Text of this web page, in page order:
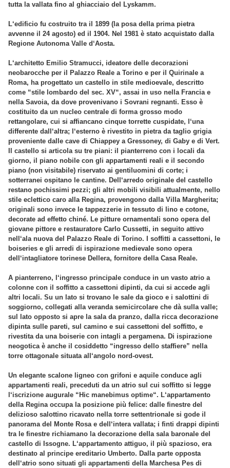
tutta la vallata fino al ghiacciaio del Lyskamm.
L‘edificio fu costruito tra il 1899 (la posa della prima pietra
avvenne il 24 agosto) ed il 1904. Nel 1981 è stato acquistato dalla
Regione Autonoma Valle d‘Aosta.
L‘architetto Emilio Stramucci, ideatore delle decorazioni
neobarocche per il Palazzo Reale a Torino e per il Quirinale a
Roma, ha progettato un castello in stile medioevale, descritto
come “stile lombardo del sec. XV“, assai in uso nella Francia e
nella Savoia, da dove provenivano i Sovrani regnanti. Esso è
costituito da un nucleo centrale di forma grosso modo
rettangolare, cui si affiancano cinque torrette cuspidate, l‘una
differente dall‘altra; l‘esterno è rivestito in pietra da taglio grigia
proveniente dalle cave di Chiappey a Gressoney, di Gaby e di Vert.
Il castello si articola su tre piani: il pianterreno con i locali da
giorno, il piano nobile con gli appartamenti reali e il secondo
piano (non visitabile) riservato ai gentiluomini di corte; i
sotterranei ospitano le cantine. Dell‘arredo originale del castello
restano pochissimi pezzi; gli altri mobili visibili attualmente, nello
stile eclettico caro alla Regina, provengono dalla Villa Margherita;
originali sono invece le tappezzerie in tessuto di lino e cotone,
decorate ad effetto chiné. Le pitture ornamentali sono opera del
giovane pittore e restauratore Carlo Cussetti, in seguito attivo
nell‘ala nuova del Palazzo Reale di Torino. I soffitti a cassettoni, le
boiseries e gli arredi di ispirazione medievale sono opera
dell‘intagliatore torinese Dellera, fornitore della Casa Reale.
A pianterreno, l‘ingresso principale conduce in un vasto atrio a
colonne con il soffitto a cassettoni dipinti, da cui si accede agli
altri locali. Su un lato si trovano le sale da gioco e i salottini di
soggiorno, collegati alla veranda semicircolare che dà sulla valle;
sul lato opposto si apre la sala da pranzo, dalla ricca decorazione
dipinta sulle pareti, sul camino e sui cassettoni del soffitto, e
rivestita da una boiserie con intagli a pergamena. Di ispirazione
neogotica è anche il cosiddetto “ingresso dello staffiere” nella
torre ottagonale situata all‘angolo nord-ovest.
Un elegante scalone ligneo con grifoni e aquile conduce agli
appartamenti reali, preceduti da un atrio sul cui soffitto si legge
l‘iscrizione augurale “Hic manebimus optime“. L‘appartamento
della Regina occupa la posizione più felice: dalle finestre del
delizioso salottino ricavato nella torre settentrionale si gode il
panorama del Monte Rosa e dell‘intera vallata; i finti drappi dipinti
tra le finestre richiamano la decorazione della sala baronale del
castello di Issogne. L‘appartamento attiguo, il più spazioso, era
destinato al principe ereditario Umberto. Dalla parte opposta
dell‘atrio sono situati gli appartamenti della Marchesa Pes di